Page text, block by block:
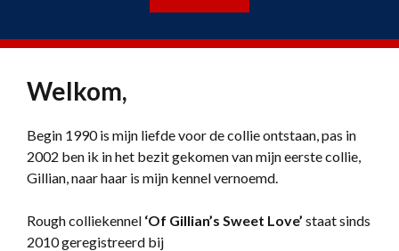
Welkom,
Begin 1990 is mijn liefde voor de collie ontstaan, pas in
2002 ben ik in het bezit gekomen van mijn eerste collie,
Gillian, naar haar is mijn kennel vernoemd.
Rough colliekennel ‘Of Gillian’s Sweet Love’ staat sinds
2010 geregistreerd bij